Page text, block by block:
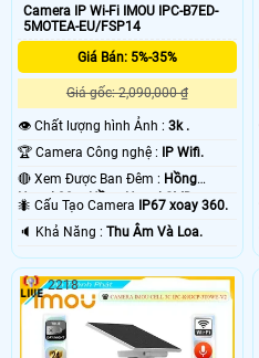
Camera IP Wi-Fi IMOU IPC-B7ED-
5MOTEA-EU/FSP14
Giá Bán: 5%-35%
Giá gốc: 2,090,000 ₫
👁 Chất lượng hình Ảnh : 3k .
🏆 Camera Công nghệ : IP Wifi.
🔴 Xem Được Ban Đêm : Hồng
Ngoại 30m Hồng Ngoại SMD.
🐜 Cấu Tạo Camera IP67 xoay 360.
️🔈 Khả Năng : Thu Âm Và Loa.
2218